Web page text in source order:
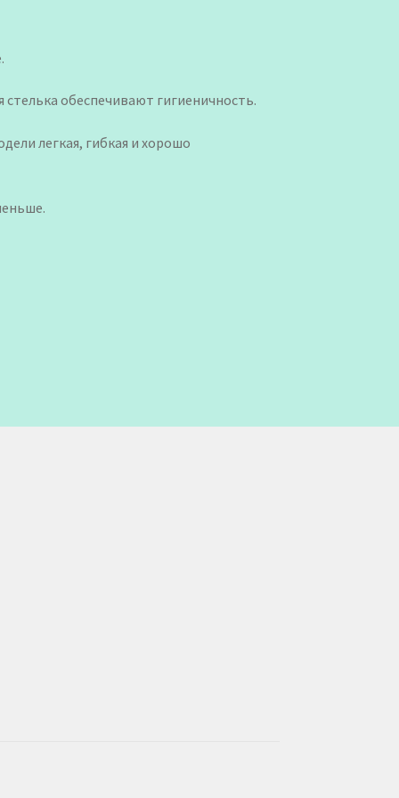
обеспечивают гигиеничность.
легкая, гибкая и хорошо